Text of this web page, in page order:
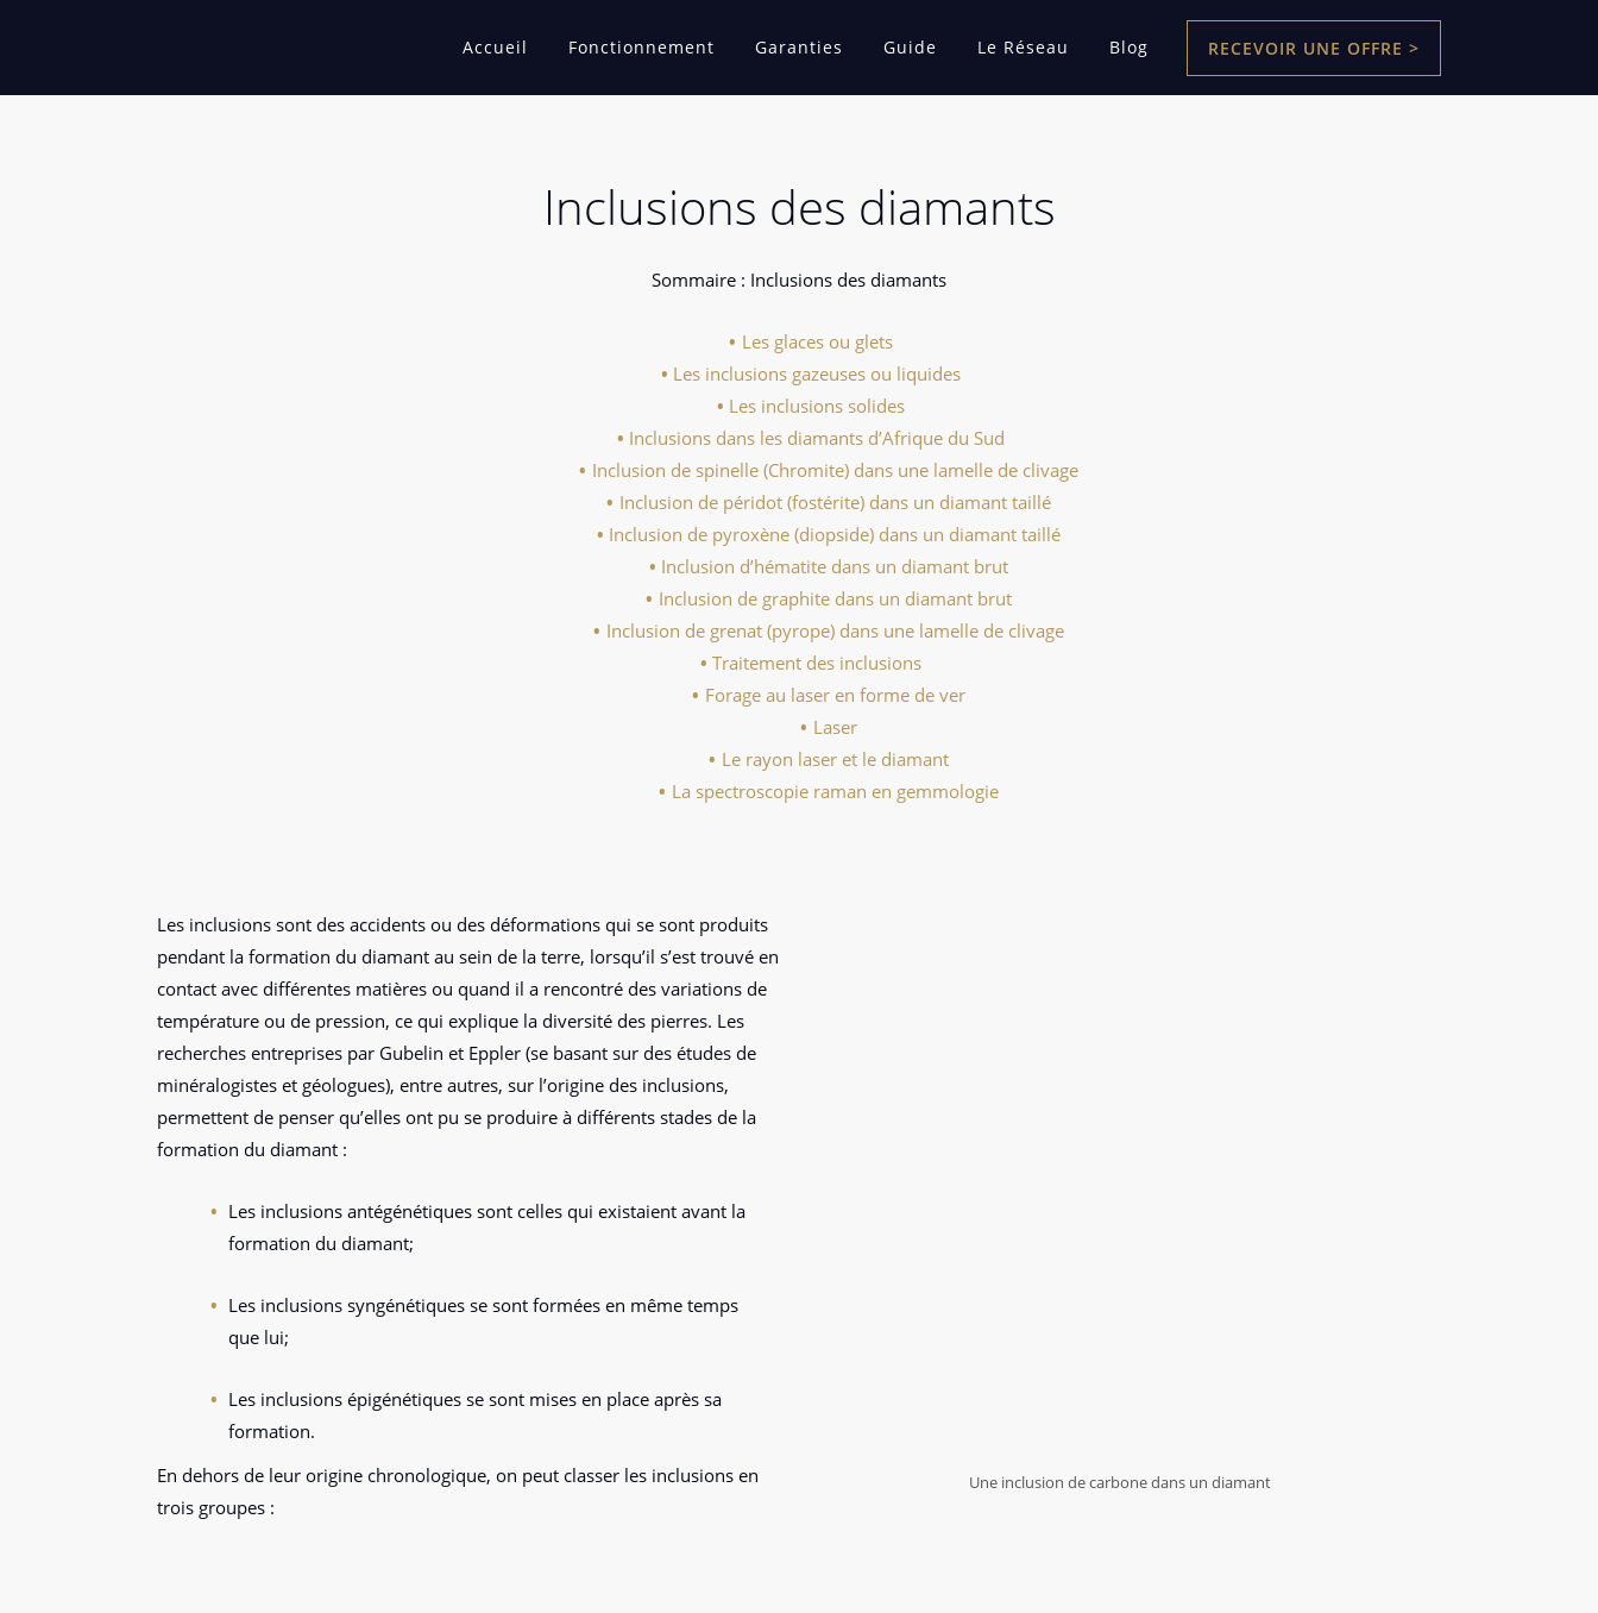
Accueil Fonctionnement Garanties Guide Le Réseau Blog RECEVOIR UNE OFFRE >
Inclusions des diamants
Sommaire : Inclusions des diamants
Les glaces ou glets
Les inclusions gazeuses ou liquides
Les inclusions solides
Inclusions dans les diamants d’Afrique du Sud
Inclusion de spinelle (Chromite) dans une lamelle de clivage
Inclusion de péridot (fostérite) dans un diamant taillé
Inclusion de pyroxène (diopside) dans un diamant taillé
Inclusion d’hématite dans un diamant brut
Inclusion de graphite dans un diamant brut
Inclusion de grenat (pyrope) dans une lamelle de clivage
Traitement des inclusions
Forage au laser en forme de ver
Laser
Le rayon laser et le diamant
La spectroscopie raman en gemmologie
Les inclusions sont des accidents ou des déformations qui se sont produits
pendant la formation du diamant au sein de la terre, lorsqu’il s’est trouvé en
contact avec différentes matières ou quand il a rencontré des variations de
température ou de pression, ce qui explique la diversité des pierres. Les
recherches entreprises par Gubelin et Eppler (se basant sur des études de
minéralogistes et géologues), entre autres, sur l’origine des inclusions,
permettent de penser qu’elles ont pu se produire à différents stades de la
formation du diamant :
Les inclusions antégénétiques sont celles qui existaient avant la
formation du diamant;
Les inclusions syngénétiques se sont formées en même temps
que lui;
Les inclusions épigénétiques se sont mises en place après sa
formation.
En dehors de leur origine chronologique, on peut classer les inclusions en
trois groupes :
Une inclusion de carbone dans un diamant